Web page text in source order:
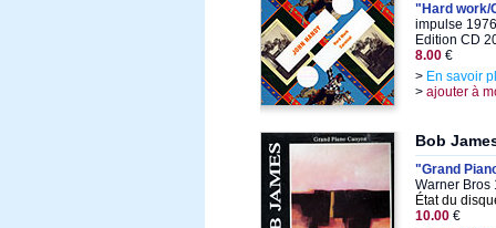
"Hard work/
impulse
Edition CD
8.00 €
> En savoir
> ajouter à
Bob
"Grand
Warner Bros
État du
10.00 €